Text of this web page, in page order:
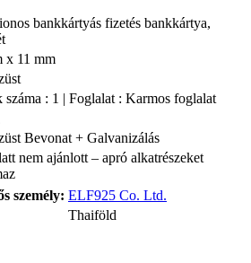
bankkártya,
x 11 mm
száma : 1 | Foglalat : Karmos foglalat
Bevonat + Galvanizálás
nem ajánlott – apró alkatrészeket
személy: ELF925 Co. Ltd.
Thaiföld